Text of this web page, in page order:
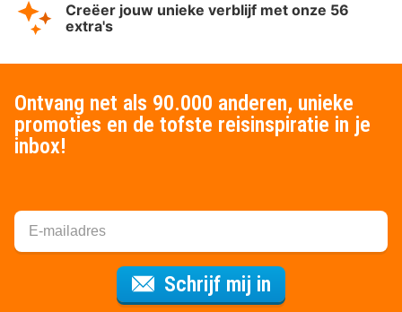
Creëer jouw unieke verblijf met onze 56
extra's
Ontvang net als 90.000 anderen, unieke
promoties en de tofste reisinspiratie in je
inbox!
Schrijf mij in